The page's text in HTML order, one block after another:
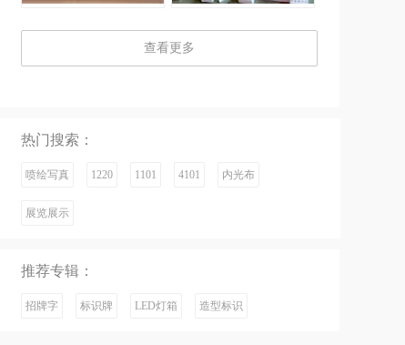
查看更多
热门搜索：
喷绘写真 1220 1101 4101 内光布
展览展示
推荐专辑：
招牌字 标识牌 LED灯箱 造型标识